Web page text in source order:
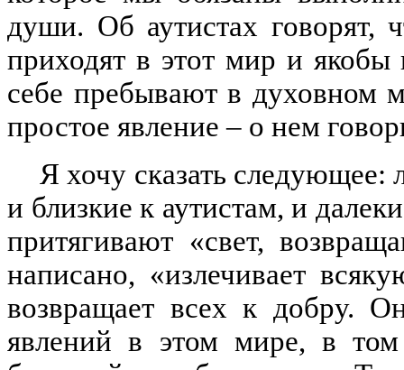
души. Об аутистах говорят,
приходят в этот мир и якобы
себе пребывают в духовном
простое явление – о нем
Я хочу сказать
и близкие к аутистам, и
притягивают «свет,
написано, «излечивает
возвращает всех к добру.
явлений в этом мире, в